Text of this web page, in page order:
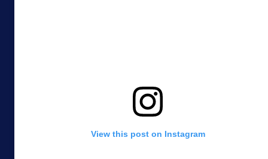
View this post on Instagram